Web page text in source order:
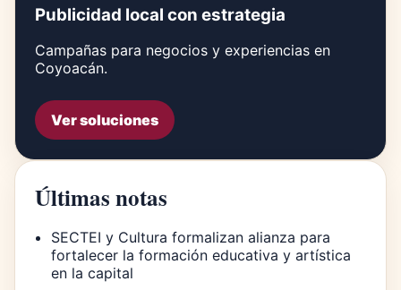
Publicidad local con estrategia
Campañas para negocios y experiencias en
Coyoacán.
Ver soluciones
Últimas notas
SECTEI y Cultura formalizan alianza para
fortalecer la formación educativa y artística
en la capital